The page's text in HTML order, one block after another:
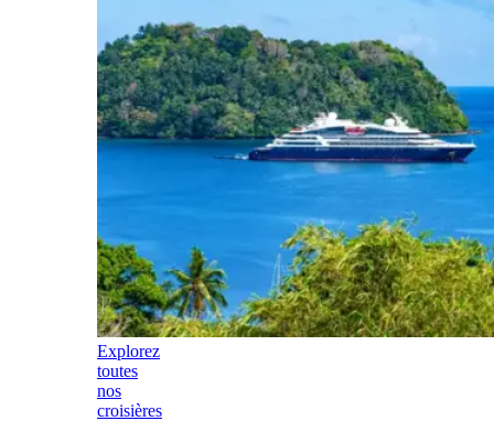
Explorez
toutes
nos
croisières